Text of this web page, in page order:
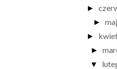
►
►
►
►
▼